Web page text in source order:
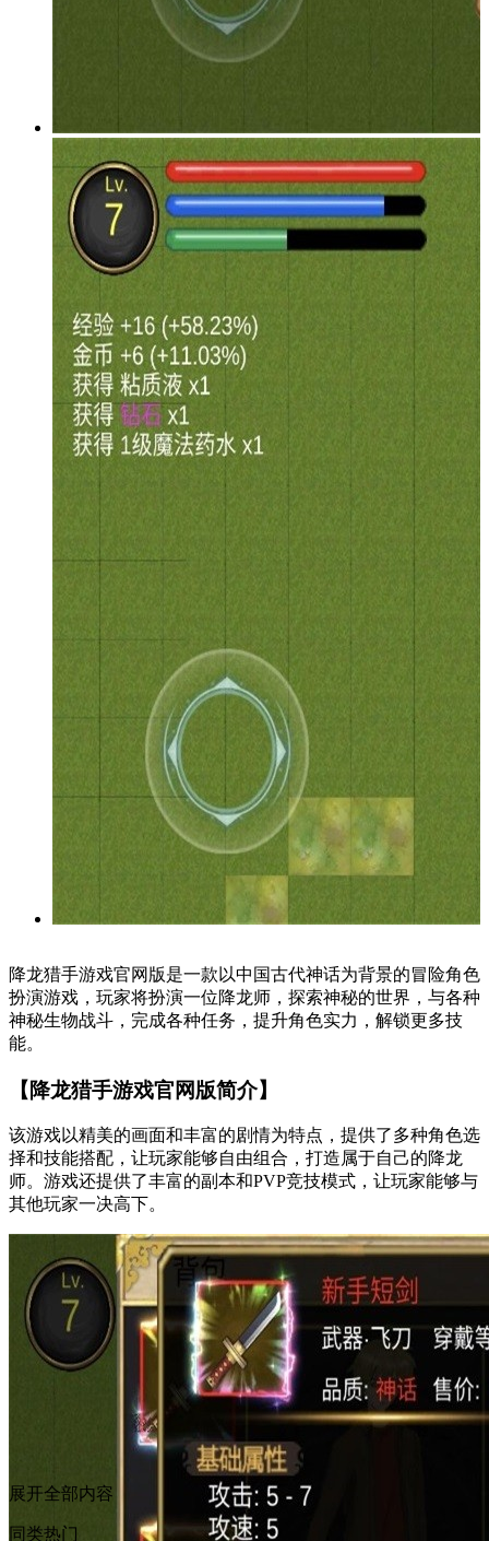
降龙猎手游戏官网版是一款以中国古代神话为背景的冒险角色
扮演游戏，玩家将扮演一位降龙师，探索神秘的世界，与各种
神秘生物战斗，完成各种任务，提升角色实力，解锁更多技
能。
【降龙猎手游戏官网版简介】
该游戏以精美的画面和丰富的剧情为特点，提供了多种角色选
择和技能搭配，让玩家能够自由组合，打造属于自己的降龙
师。游戏还提供了丰富的副本和PVP竞技模式，让玩家能够与
其他玩家一决高下。
展开全部内容
同类热门